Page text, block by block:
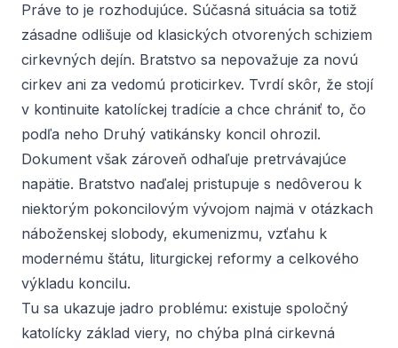
Práve to je rozhodujúce. Súčasná situácia sa totiž
zásadne odlišuje od klasických otvorených schiziem
cirkevných dejín. Bratstvo sa nepovažuje za novú
cirkev ani za vedomú proticirkev. Tvrdí skôr, že stojí
v kontinuitе katolíckej tradície a chce chrániť to, čo
podľa neho Druhý vatikánsky koncil ohrozil.
Dokument však zároveň odhaľuje pretrvávajúce
napätie. Bratstvo naďalej pristupuje s nedôverou k
niektorým pokoncilovým vývojom najmä v otázkach
náboženskej slobody, ekumenizmu, vzťahu k
modernému štátu, liturgickej reformy a celkového
výkladu koncilu.
Tu sa ukazuje jadro problému: existuje spoločný
katolícky základ viery, no chýba plná cirkevná